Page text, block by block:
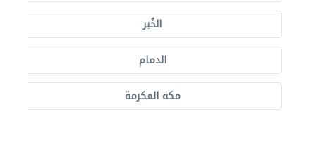
الخُبر
الدمام
مكة المكرمة